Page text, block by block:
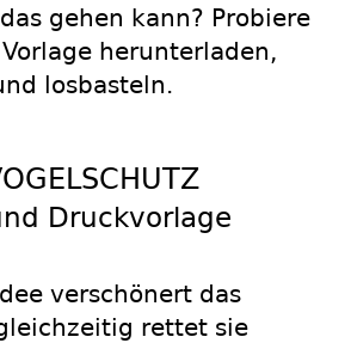
gehen kann? Probiere
herunterladen,
losbasteln.
Druckvorlage
verschönert das
rettet sie